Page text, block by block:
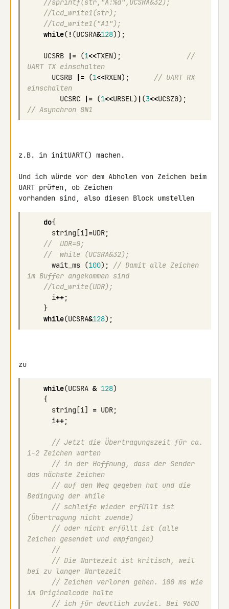
//sprintf(str,"A:%d",UCSRA&32);
//lcd_write1(str);
//lcd_write1("A1");
while( ! (UCSRA&128));
UCSRB |= (1<<TXEN);
//
UART TX einschalten
UCSRB
|= (1<<RXEN);
// UART RX
einschalten
UCSRC
|= (1<<URSEL) | (3<<UCSZ0);
// Asynchron 8N1
z.B. in initUART() machen.
Und ich würde vor dem Abholen von Zeichen beim
UART prüfen, ob Zeichen
do{
string [i] =UDR;
//  UDR=0;
//  while (UCSRA&32);
wait_ms (100);
// Damit alle Zeichen
im Buffer angekommen sind
//lcd_write(UDR);
i++;
}
while(UCSRA&128);
while(UCSRA & 128)
{
string [i] = UDR;
i++;
// Jetzt die Übertragungszeit für ca.
1-2 Zeichen warten
// in der Hoffnung, dass der Sender
das nächste Zeichen
// auf den Weg gegeben hat und die
Bedingung der while
// schleife wieder erfüllt ist
(Übertragung nicht zuende)
// oder nicht erfüllt ist (alle
Zeichen gesendet und empfangen)
//
// Die Wartezeit ist kritisch, weil
bei zu langer Wartezeit
// Zeichen verloren gehen. 100 ms wie
im Originalcode halte
// ich für deutlich zuviel. Bei 9600